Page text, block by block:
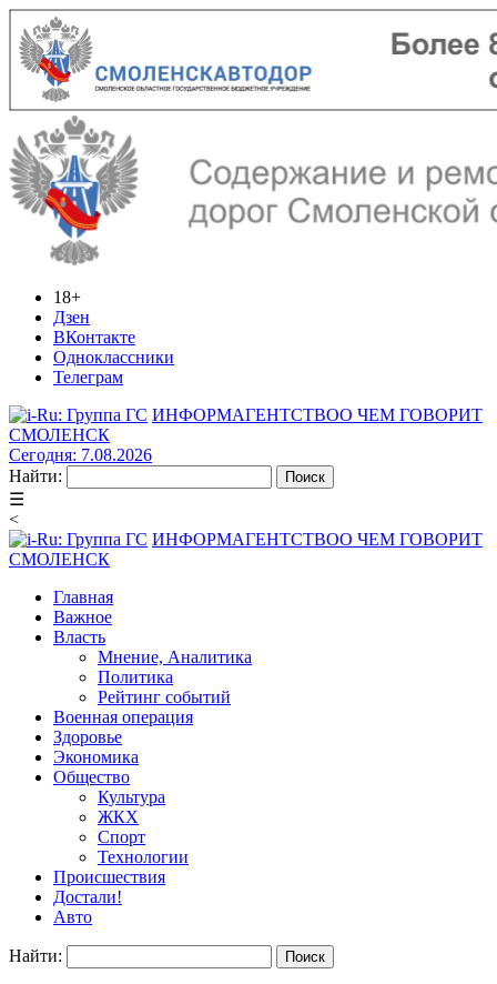
18+
Дзен
ВКонтакте
Одноклассники
Телеграм
ИНФОРМАГЕНТСТВОО ЧЕМ ГОВОРИТ
СМОЛЕНСК
Сегодня: 7.08.2026
Найти:
☰
<
ИНФОРМАГЕНТСТВОО ЧЕМ ГОВОРИТ
СМОЛЕНСК
Главная
Важное
Власть
Мнение, Аналитика
Политика
Рейтинг событий
Военная операция
Здоровье
Экономика
Общество
Культура
ЖКХ
Спорт
Технологии
Происшествия
Достали!
Авто
Найти: